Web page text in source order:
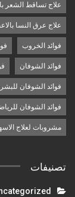
علاج تساقط الشعر
علاج عرق النسا
فوائد الخروب
فوائد الشوفان
فوائد الشوفان
فوائد الشوفان
مشروبات لعلاج
تصنيفات